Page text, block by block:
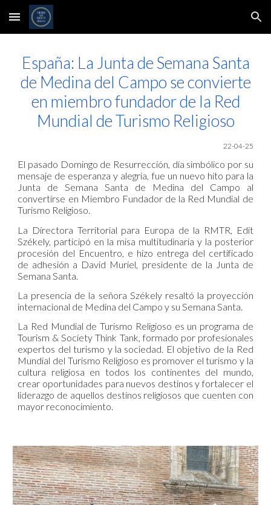
Skip to main content Skip to navigation
España: La Junta de Semana Santa
de Medina del Campo se convierte
en miembro fundador de la Red
Mundial de Turismo Religioso
22-04-25
El pasado Domingo de Resurrección, día simbólico por su
mensaje de esperanza y alegría, fue un nuevo hito para la
Junta de Semana Santa de Medina del Campo al
convertirse en Miembro Fundador de la Red Mundial de
Turismo Religioso.
La Directora Territorial para Europa de la RMTR, Edit
Székely, participó en la misa multitudinaria y la posterior
procesión del Encuentro, e hizo entrega del certificado
de adhesión a David Muriel, presidente de la Junta de
Semana Santa.
La presencia de la señora Székely resaltó la proyección
internacional de Medina del Campo y su Semana Santa.
La Red Mundial de Turismo Religioso es un programa de
Tourism & Society Think Tank, formado por profesionales
expertos del turismo y la sociedad. El objetivo de la Red
Mundial del Turismo Religioso es promover el turismo y la
cultura religiosa en todos los continentes del mundo,
crear oportunidades para nuevos destinos y fortalecer el
liderazgo de aquellos destinos religiosos que cuenten con
mayor reconocimiento.